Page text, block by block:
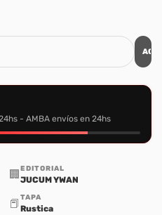
La Vida de Elizabeth Fry
- AMBA envíos en 24hs
🏢 EDITORIAL
JUCUM YWAN
📕 TAPA
Rustica